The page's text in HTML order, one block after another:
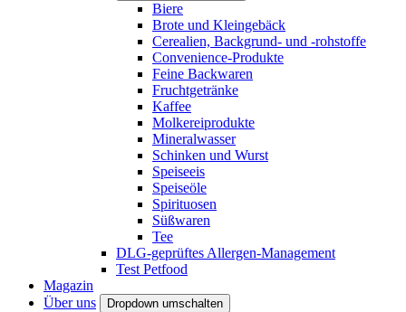
Biere
Brote und Kleingebäck
Cerealien, Backgrund- und -rohstoffe
Convenience-Produkte
Feine Backwaren
Fruchtgetränke
Kaffee
Molkereiprodukte
Mineralwasser
Schinken und Wurst
Speiseeis
Speiseöle
Spirituosen
Süßwaren
Tee
DLG-geprüftes Allergen-Management
Test Petfood
Magazin
Über uns
Dropdown umschalten